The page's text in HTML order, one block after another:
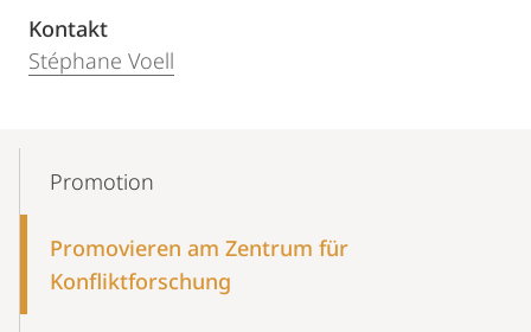
Kontakt
Stéphane Voell
NavigationPromotion
Promovieren am Zentrum für
Konfliktforschung